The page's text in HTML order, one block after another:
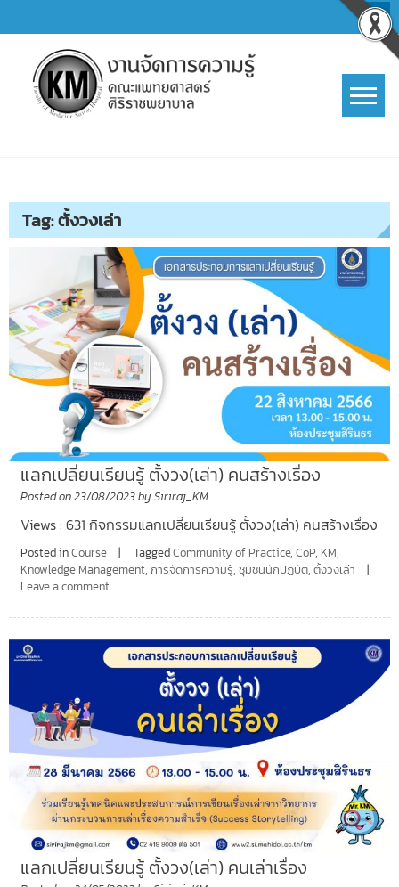
to
content
Tag:ตั้งวงเล่า
แลกเปลี่ยนเรียนรู้ ตั้งวง(เล่า) คนสร้างเรื่อง
Posted on23/08/2023by Siriraj_KM
Views : 631 กิจกรรมแลกเปลี่ยนเรียนรู้ ตั้งวง(เล่า) คนสร้างเรื่อง
Posted inCourse TaggedCommunity of Practice, CoP, KM,
Knowledge Management, การจัดการความรู้, ชุมชนนักปฏิบัติ, ตั้งวงเล่า
Leave a comment
แลกเปลี่ยนเรียนรู้ ตั้งวง(เล่า) คนเล่าเรื่อง